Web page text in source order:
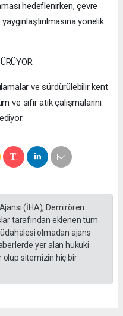
hedeflenirken, çevre
yönelik
ve sürdürülebilir kent
ve sıfır atık çalışmalarını
(İHA), Demirören
tarafından eklenen tüm
olmadan ajans
yer alan hukuki
olup sitemizin hiç bir